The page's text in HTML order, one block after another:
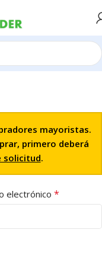
mayoristas.
primero deberá
solicitud.
electrónico *